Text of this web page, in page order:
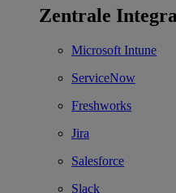
Zentrale
Microsoft Intune
ServiceNow
Freshworks
Jira
Salesforce
Slack